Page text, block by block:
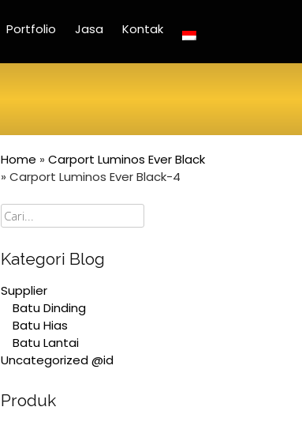
Portfolio Jasa Kontak
Home » Carport Luminos Ever Black
» Carport Luminos Ever Black-4
Cari
Kategori Blog
Supplier
Batu Dinding
Batu Hias
Batu Lantai
Uncategorized @id
Produk